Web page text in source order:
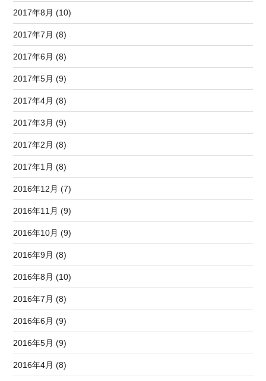
2017年8月 (10)
2017年7月 (8)
2017年6月 (8)
2017年5月 (9)
2017年4月 (8)
2017年3月 (9)
2017年2月 (8)
2017年1月 (8)
2016年12月 (7)
2016年11月 (9)
2016年10月 (9)
2016年9月 (8)
2016年8月 (10)
2016年7月 (8)
2016年6月 (9)
2016年5月 (9)
2016年4月 (8)